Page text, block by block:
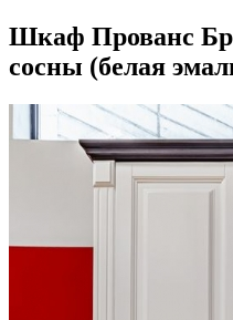
Шкаф Прованс
сосны (белая